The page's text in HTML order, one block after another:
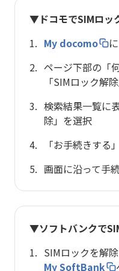
▼ドコモでSIMロッ
My docomo
ページ下部の「
「SIMロック解
検索結果一覧に
除」を選択
「お手続きする
画面に沿って手
▼ソフトバンクで
SIMロックを解
My SoftBank